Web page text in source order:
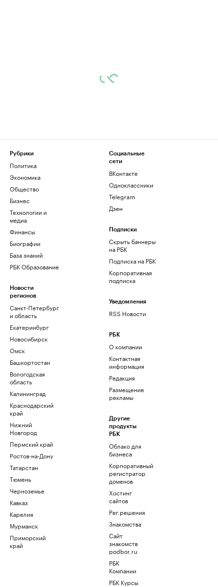
Рубрики
Политика
Экономика
Общество
Бизнес
Технологии и
медиа
Финансы
Биографии
База знаний
РБК Образование
Новости
регионов
Санкт-Петербург
и область
Екатеринбург
Новосибирск
Омск
Башкортостан
Вологодская
область
Калининград
Краснодарский
край
Нижний
Новгород
Пермский край
Ростов-на-Дону
Татарстан
Тюмень
Черноземье
Кавказ
Карелия
Мурманск
Приморский
край
Социальные
сети
ВКонтакте
Одноклассники
Telegram
Дзен
Подписки
Скрыть баннеры
на РБК
Подписка на РБК
Корпоративная
подписка
Уведомления
RSS Новости
РБК
О компании
Контактная
информация
Редакция
Размещение
рекламы
Другие
продукты
РБК
Облако для
бизнеса
Корпоративный
регистратор
доменов
Хостинг
сайтов
Рег.решения
Знакомства
Сайт
знакомств
podbor.ru
РБК
Компании
РБК Курсы